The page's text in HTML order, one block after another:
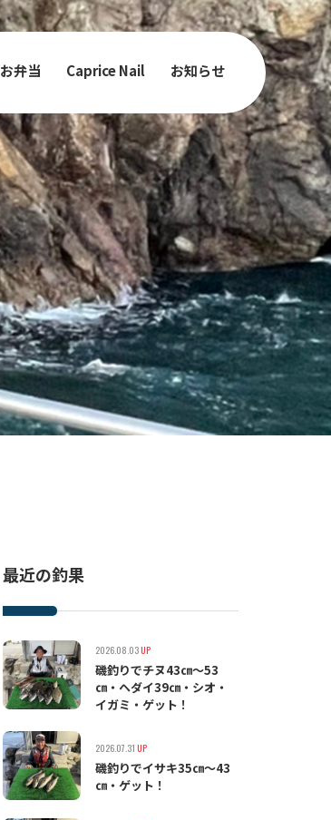
お弁当 Caprice Nail お知らせ
最近の釣果
2026.08.03UP
磯釣りでチヌ43㎝〜53
㎝・ヘダイ39㎝・シオ・
イガミ・ゲット！
2026.07.31 UP
磯釣りでイサキ35㎝〜43
㎝・ゲット！